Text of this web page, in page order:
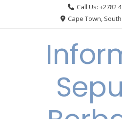
Call Us: +2782
Cape Town,